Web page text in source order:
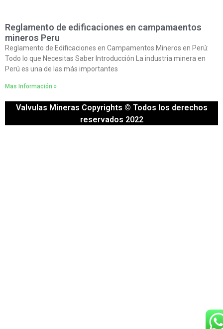
Reglamento de edificaciones en campamaentos
mineros Peru
Reglamento de Edificaciones en Campamentos Mineros en Perú:
Todo lo que Necesitas Saber Introducción La industria minera en
Perú es una de las más importantes
Mas Información »
Valvulas Mineras Copyrights © Todos los derechos
reservados 2022